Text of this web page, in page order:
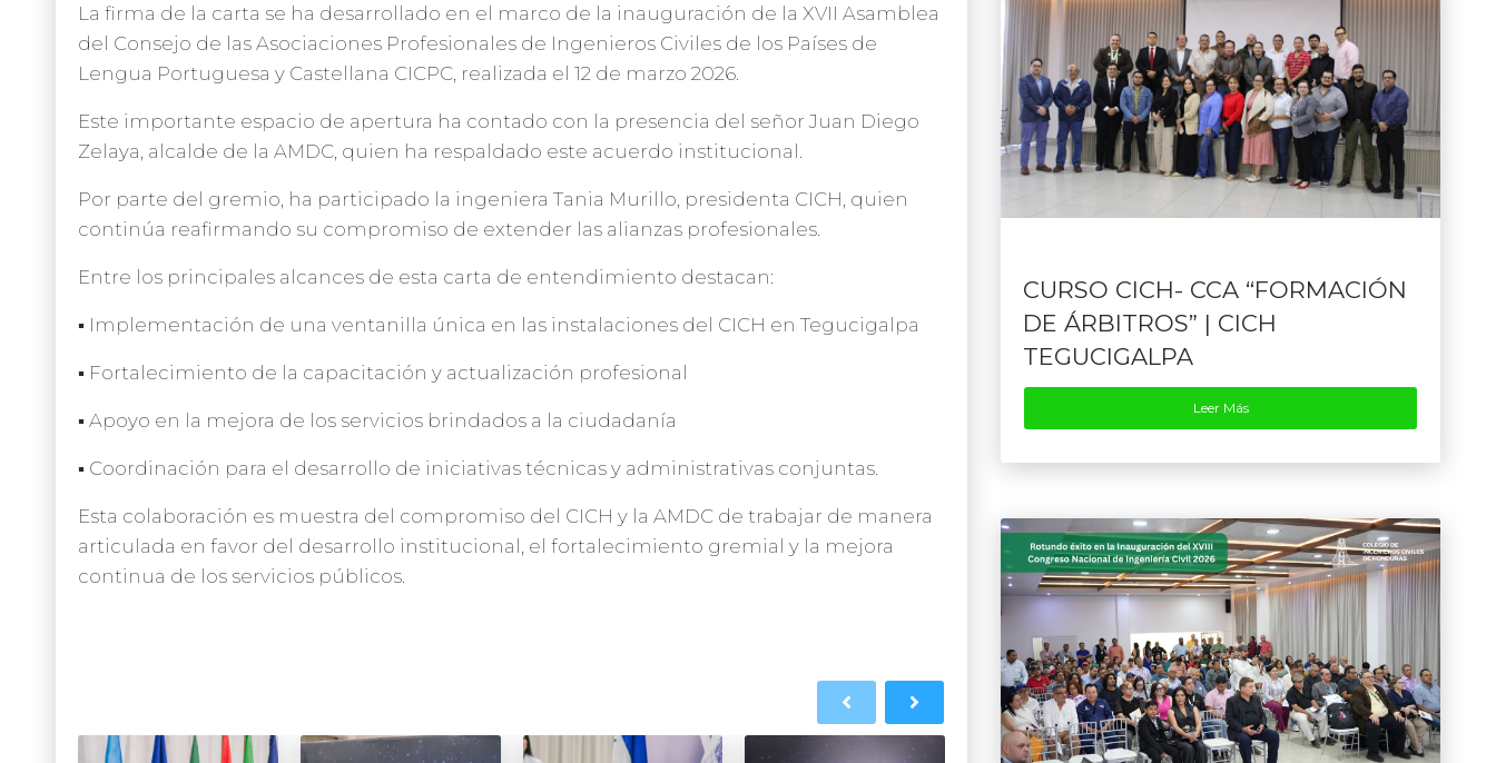
La firma de la carta se ha desarrollado en el marco de la inauguración de la XVII Asamblea
del Consejo de las Asociaciones Profesionales de Ingenieros Civiles de los Países de
Lengua Portuguesa y Castellana CICPC, realizada el 12 de marzo 2026.
Este importante espacio de apertura ha contado con la presencia del señor Juan Diego
Zelaya, alcalde de la AMDC, quien ha respaldado este acuerdo institucional.
Por parte del gremio, ha participado la ingeniera Tania Murillo, presidenta CICH, quien
continúa reafirmando su compromiso de extender las alianzas profesionales.
Entre los principales alcances de esta carta de entendimiento destacan:
▪️ Implementación de una ventanilla única en las instalaciones del CICH en Tegucigalpa
▪️ Fortalecimiento de la capacitación y actualización profesional
▪️ Apoyo en la mejora de los servicios brindados a la ciudadanía
▪️ Coordinación para el desarrollo de iniciativas técnicas y administrativas conjuntas.
Esta colaboración es muestra del compromiso del CICH y la AMDC de trabajar de manera
articulada en favor del desarrollo institucional, el fortalecimiento gremial y la mejora
continua de los servicios públicos.
CURSO CICH- CCA “FORMACIÓN
DE ÁRBITROS” | CICH
TEGUCIGALPA
Leer Más